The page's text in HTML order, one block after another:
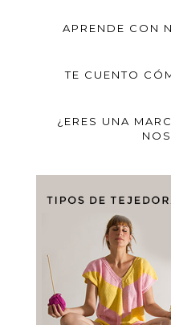
APRENDE CON
TE CUENTO
¿ERES UNA